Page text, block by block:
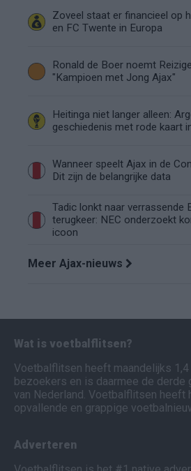
Zoveel staat er financieel op
en FC Twente in Europa
Ronald de Boer noemt
"Kampioen met Jong Ajax"
Heitinga niet langer alleen:
geschiedenis met rode kaart
Wanneer speelt Ajax in de
Dit zijn de belangrijke data
Tadic lonkt naar verrassende
terugkeer: NEC onderzoekt
icoon
Meer Ajax-nieuws
Wat is voetbalflitsen?
Voetbalflitsen heeft maandelijks
bezoekers en is daarmee de
van Nederland. Voetbalflitsen heeft
opvallende en grappige
Adverteren